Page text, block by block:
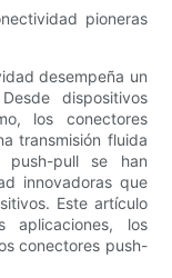
pioneras
desempeña un
dispositivos
los conectores
transmisión fluida
pull se han
innovadoras que
Este artículo
aplicaciones, los
conectores push-